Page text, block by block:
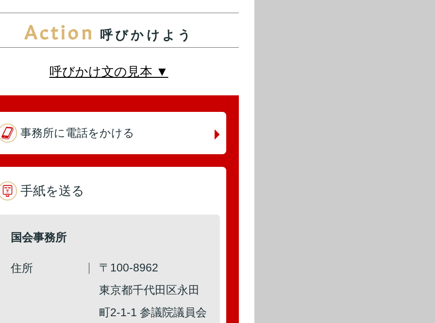
第5回 詳細はこちら
第4回
人出席 代理出席（秘書）
Action 呼びかけよう
呼びかけ文の見本 ▼
事務所に電話をかける
手紙を送る
国会事務所
住所
〒100-8962
東京都千代田区永田
町2-1-1 参議院議員会